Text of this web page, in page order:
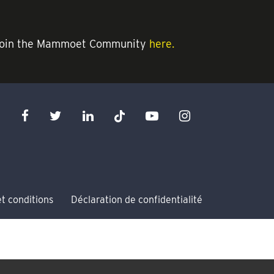
the Mammoet Community here.
conditions Déclaration de confidentialité